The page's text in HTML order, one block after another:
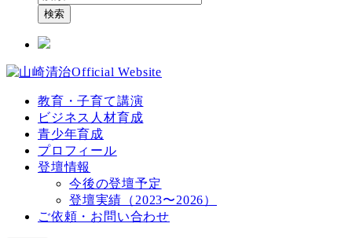
索検索
教育・子育て講演
ビジネス人材育成
青少年育成
プロフィール
登壇情報
今後の登壇予定
登壇実績（2023〜2026）
ご依頼・お問い合わせ